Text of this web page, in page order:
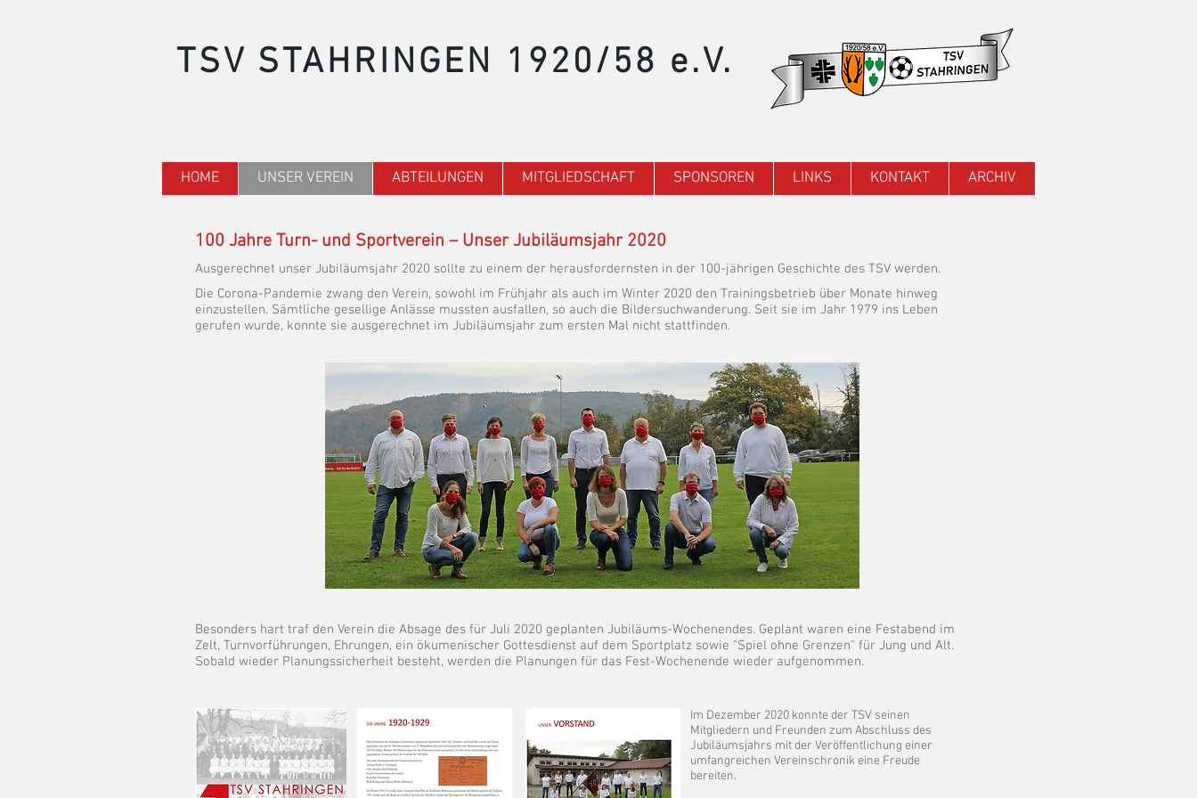
TSV STAHRINGEN 1920/58 e.V.
HOME UNSER VEREIN ABTEILUNGEN MITGLIEDSCHAFT SPONSOREN LINKS KONTAKT ARCHIV
100 Jahre Turn- und Sportverein – Unser Jubiläumsjahr 2020
Ausgerechnet unser Jubiläumsjahr 2020 sollte zu einem der herausfordernsten in der 100-jährigen Geschichte des TSV werden.
Die Corona-Pandemie zwang den Verein, sowohl im Frühjahr als auch im Winter 2020 den Trainingsbetrieb über Monate hinweg
einzustellen. Sämtliche gesellige Anlässe mussten ausfallen, so auch die Bildersuchwanderung. Seit sie im Jahr 1979 ins Leben
gerufen wurde, konnte sie ausgerechnet im Jubiläumsjahr zum ersten Mal nicht stattfinden.
Besonders hart traf den Verein die Absage des für Juli 2020 geplanten Jubiläums-Wochenendes. Geplant waren eine Festabend im
Zelt, Turnvorführungen, Ehrungen, ein ökumenischer Gottesdienst auf dem Sportplatz sowie "Spiel ohne Grenzen" für Jung und Alt.
Sobald wieder Planungssicherheit besteht, werden die Planungen für das Fest-Wochenende wieder aufgenommen.
Im Dezember 2020 konnte der TSV seinen
Mitgliedern und Freunden zum Abschluss des
Jubiläumsjahrs mit der Veröffentlichung einer
umfangreichen Vereinschronik eine Freude
bereiten.